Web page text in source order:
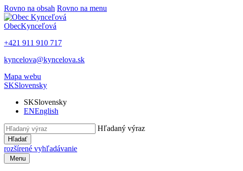
Rovno na obsah Rovno na menu
ObecKynceľová
+421 911 910 717
kyncelova@kyncelova.sk
Mapa webu
SKSlovensky
SKSlovensky
ENEnglish
Hľadaný výraz
Hľadať
rozšírené vyhľadávanie
Menu